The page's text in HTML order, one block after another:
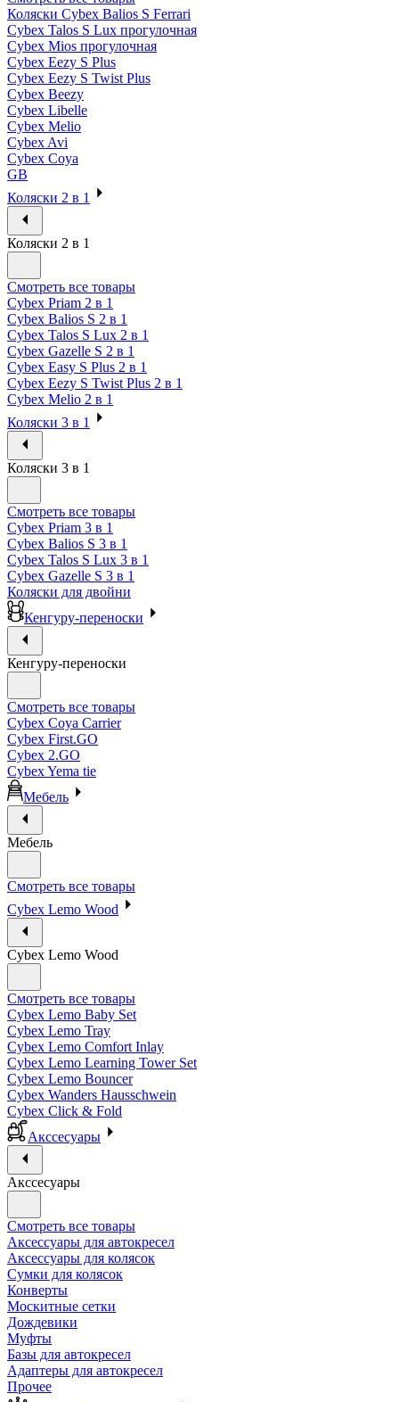
Коляски Cybex Balios S Ferrari
Cybex Talos S Lux прогулочная
Cybex Mios прогулочная
Cybex Eezy S Plus
Cybex Eezy S Twist Plus
Cybex Beezy
Cybex Libelle
Cybex Melio
Cybex Avi
Cybex Coya
GB
Коляски 2 в 1
Коляски 2 в 1
Смотреть все товары
Cybex Priam 2 в 1
Cybex Balios S 2 в 1
Cybex Talos S Lux 2 в 1
Cybex Gazelle S 2 в 1
Cybex Easy S Plus 2 в 1
Cybex Eezy S Twist Plus 2 в 1
Cybex Melio 2 в 1
Коляски 3 в 1
Коляски 3 в 1
Смотреть все товары
Cybex Priam 3 в 1
Cybex Balios S 3 в 1
Cybex Talos S Lux 3 в 1
Cybex Gazelle S 3 в 1
Коляски для двойни
Кенгуру-переноски
Кенгуру-переноски
Смотреть все товары
Cybex Coya Carrier
Cybex First.GO
Cybex 2.GO
Cybex Yema tie
Мебель
Мебель
Смотреть все товары
Cybex Lemo Wood
Cybex Lemo Wood
Смотреть все товары
Cybex Lemo Baby Set
Cybex Lemo Tray
Cybex Lemo Comfort Inlay
Cybex Lemo Learning Tower Set
Cybex Lemo Bouncer
Cybex Wanders Hausschwein
Cybex Click & Fold
Акссесуары
Акссесуары
Смотреть все товары
Аксессуары для автокресел
Аксессуары для колясок
Сумки для колясок
Конверты
Москитные сетки
Дождевики
Муфты
Базы для автокресел
Адаптеры для автокресел
Прочее